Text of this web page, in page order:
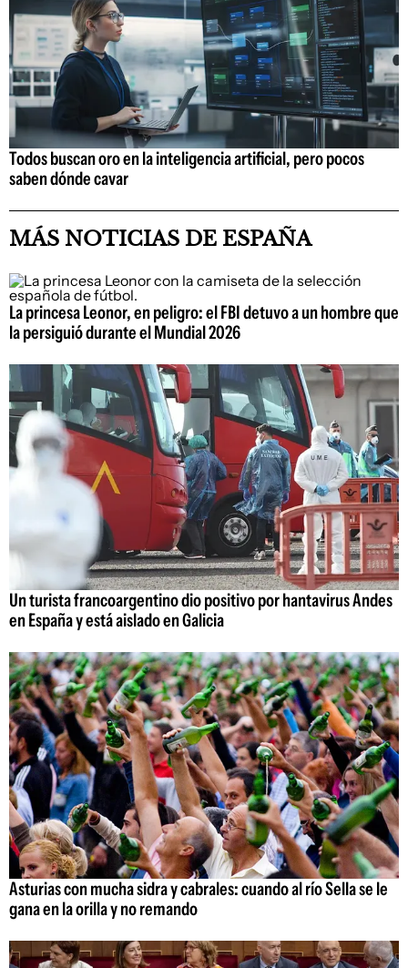
Todos buscan oro en la inteligencia artificial, pero pocos
saben dónde cavar
MÁS NOTICIAS DE ESPAÑA
La princesa Leonor, en peligro: el FBI detuvo a un hombre que
la persiguió durante el Mundial 2026
Un turista francoargentino dio positivo por hantavirus Andes
en España y está aislado en Galicia
Asturias con mucha sidra y cabrales: cuando al río Sella se le
gana en la orilla y no remando